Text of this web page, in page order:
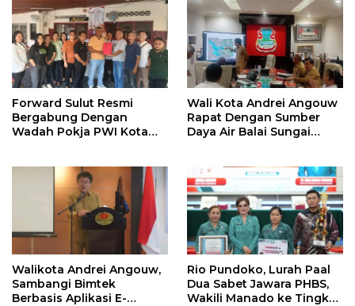
Pramuka
Forward Sulut Resmi
Bergabung Dengan
Wadah Pokja PWI Kota
Wali Kota Andrei Angouw
Rapat Dengan Sumber
Daya Air Balai Sungai
Walikota Andrei Angouw,
Sambangi Bimtek
Berbasis Aplikasi E-
Rio Pundoko, Lurah Paal
Dua Sabet Jawara PHBS,
Wakili Manado ke Tingkat